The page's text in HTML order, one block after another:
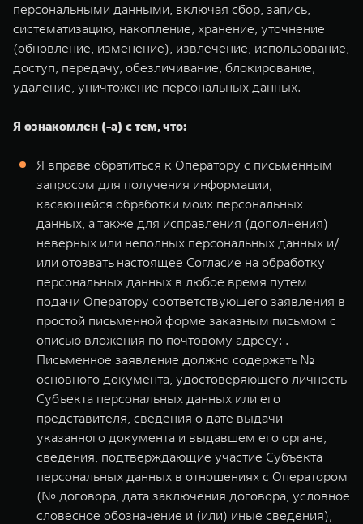
персональными данными, включая сбор, запись,
систематизацию, накопление, хранение, уточнение
(обновление, изменение), извлечение, использование,
доступ, передачу, обезличивание, блокирование,
удаление, уничтожение персональных данных.
Я ознакомлен (-а) с тем, что:
Я вправе обратиться к Оператору с письменным
запросом для получения информации,
касающейся обработки моих персональных
данных, а также для исправления (дополнения)
неверных или неполных персональных данных и/
или отозвать настоящее Согласие на обработку
персональных данных в любое время путем
подачи Оператору соответствующего заявления в
простой письменной форме заказным письмом с
описью вложения по почтовому адресу: .
Письменное заявление должно содержать №
основного документа, удостоверяющего личность
Субъекта персональных данных или его
представителя, сведения о дате выдачи
указанного документа и выдавшем его органе,
сведения, подтверждающие участие Субъекта
персональных данных в отношениях с Оператором
(№ договора, дата заключения договора, условное
словесное обозначение и (или) иные сведения),